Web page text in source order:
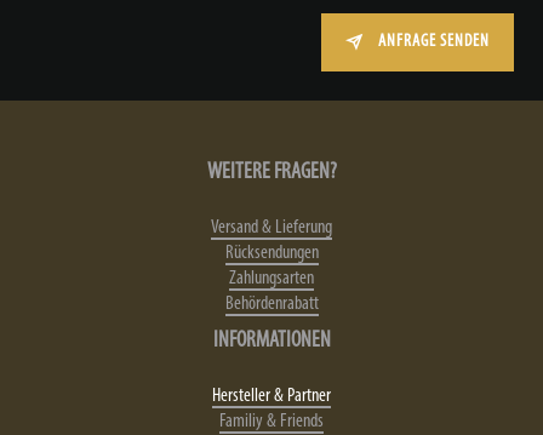
ANFRAGE SENDEN
WEITERE FRAGEN?
Versand & Lieferung
Rücksendungen
Zahlungsarten
Behördenrabatt
INFORMATIONEN
Hersteller & Partner
Familiy & Friends